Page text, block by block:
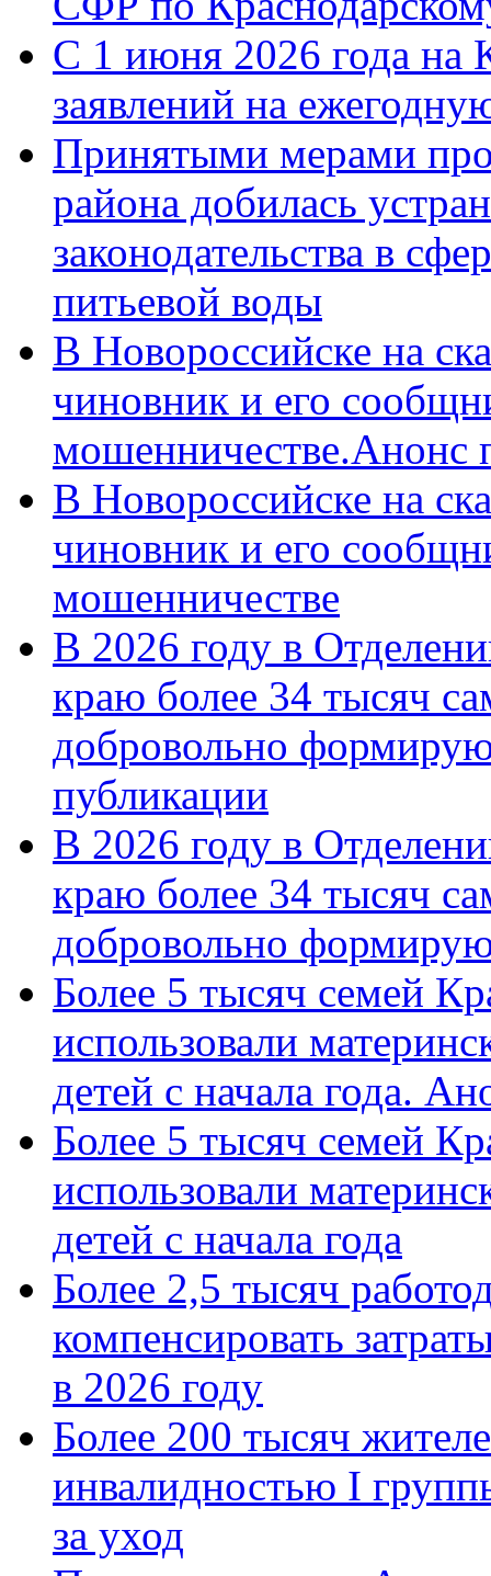
С 1 июня 2026 года на
заявлений на
Принятыми мерами
района добилась
законодательства в
питьевой воды
В Новороссийске на
чиновник и его
мошенничестве.Анонс
В Новороссийске на
чиновник и его
мошенничестве
В 2026 году в
краю более 34 тысяч
добровольно
публикации
В 2026 году в
краю более 34 тысяч
добровольно
Более 5 тысяч семей
использовали
детей с начала года.
Более 5 тысяч семей
использовали
детей с начала года
Более 2,5 тысяч
компенсировать
в 2026 году
Более 200 тысяч
инвалидностью I
за уход